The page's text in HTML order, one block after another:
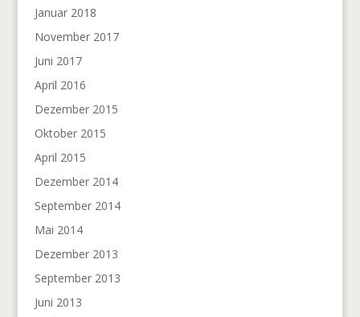
Januar 2018
November 2017
Juni 2017
April 2016
Dezember 2015
Oktober 2015
April 2015
Dezember 2014
September 2014
Mai 2014
Dezember 2013
September 2013
Juni 2013